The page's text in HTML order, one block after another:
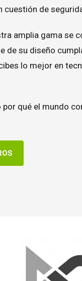
cuestión de
amplia gama se
de su diseño
lo mejor en
por qué el mundo